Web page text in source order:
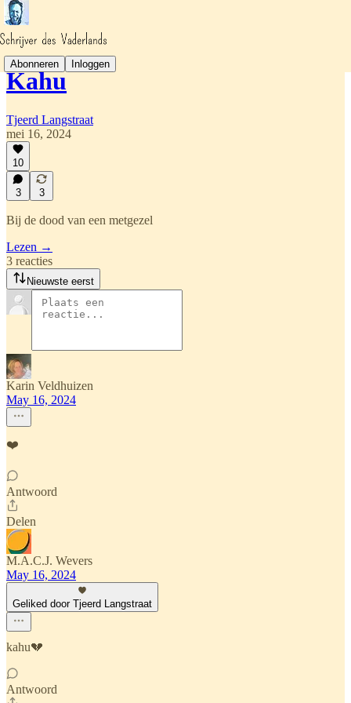
Abonneren Inloggen
Kahu
Tjeerd Langstraat
mei 16, 2024
10
3 3
Bij de dood van een metgezel
Lezen →
3 reacties
Nieuwste eerst
Karin Veldhuizen
May 16, 2024
❤️
Antwoord
Delen
M.A.C.J. Wevers
May 16, 2024
Geliked door Tjeerd Langstraat
kahu💔
Antwoord